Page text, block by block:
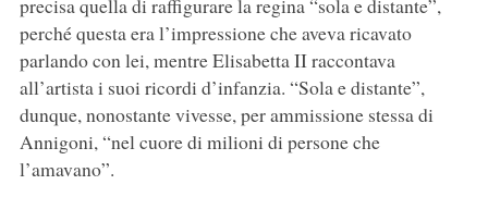
precisa quella di raffigurare la regina “sola e distante”,
perché questa era l’impressione che aveva ricavato
parlando con lei, mentre Elisabetta II raccontava
all’artista i suoi ricordi d’infanzia. “Sola e distante”,
dunque, nonostante vivesse, per ammissione stessa di
Annigoni, “nel cuore di milioni di persone che
l’amavano”.